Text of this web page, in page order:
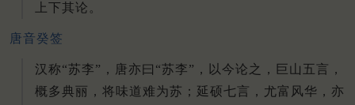
上下其论。
唐音癸签
汉称“苏李”，唐亦曰“苏李”，以今论之，巨山五言，
概多典丽，将味道难为苏；延硕七言，尤富风华，亦